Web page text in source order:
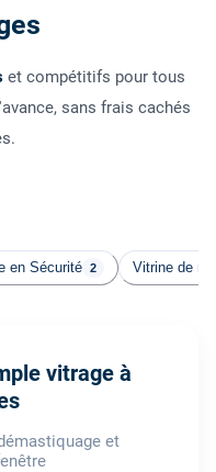
et compétitifs pour tous
sans frais cachés
en Sécurité 2 Vitrine de
vitrage à
et